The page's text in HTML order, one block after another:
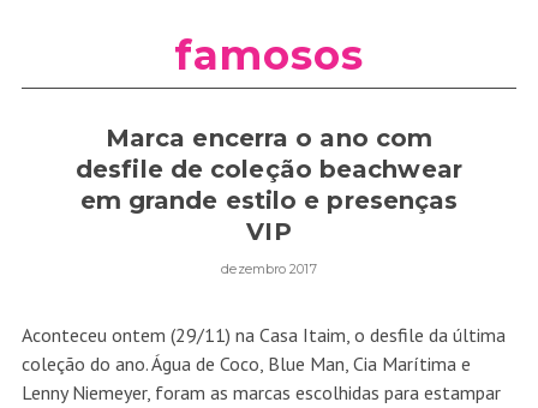
famosos
Marca encerra o ano com
desfile de coleção beachwear
em grande estilo e presenças
VIP
dezembro 2017
Aconteceu ontem (29/11) na Casa Itaim, o desfile da última
coleção do ano. Água de Coco, Blue Man, Cia Marítima e
Lenny Niemeyer, foram as marcas escolhidas para estampar